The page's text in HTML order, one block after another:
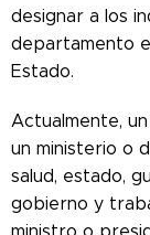
designar a los
departamento
Estado.
Actualmente,
un ministerio o
salud, estado,
gobierno y